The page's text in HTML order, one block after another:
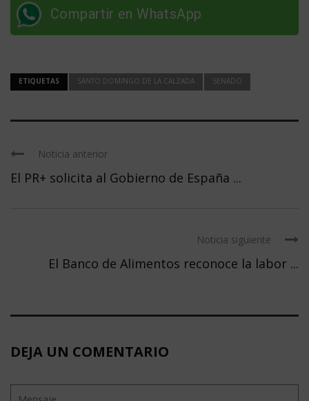
Compartir en WhatsApp
ETIQUETAS SANTO DOMINGO DE LA CALZADA SENADO
Noticia anterior
El PR+ solicita al Gobierno de España ...
Noticia siguiente
El Banco de Alimentos reconoce la labor ...
DEJA UN COMENTARIO